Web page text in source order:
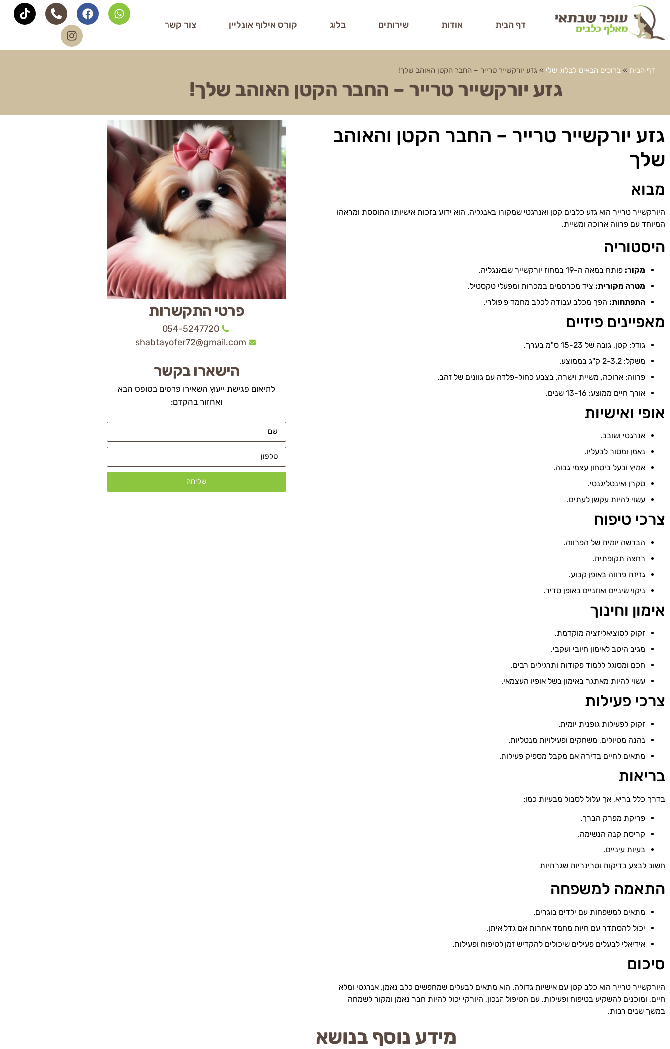
דף הבית אודות שירותים בלוג קורס אילוף אונליין צור קשר
דף הבית » ברוכים הבאים לבלוג שלי » גזע יורקשייר טרייר – החבר הקטן האוהב שלך!
גזע יורקשייר טרייר – החבר הקטן האוהב שלך!
גזע יורקשייר טרייר – החבר הקטן והאוהב
שלך
מבוא
היורקשייר טרייר הוא גזע כלבים קטן ואנרגטי שמקורו באנגליה. הוא ידוע בזכות אישיותו התוססת ומראהו
המיוחד עם פרווה ארוכה ומשיית.
היסטוריה
מקור: פותח במאה ה-19 במחוז יורקשייר שבאנגליה.
מטרה מקורית: ציד מכרסמים במכרות ומפעלי טקסטיל.
התפתחות: הפך מכלב עבודה לכלב מחמד פופולרי.
מאפיינים פיזיים
גודל: קטן, גובה של 15-23 ס"מ בערך.
משקל: 2-3.2 ק"ג בממוצע.
פרווה: ארוכה, משיית וישרה, בצבע כחול-פלדה עם גוונים של זהב.
אורך חיים ממוצע: 13-16 שנים.
אופי ואישיות
אנרגטי ושובב.
נאמן ומסור לבעליו.
אמיץ ובעל ביטחון עצמי גבוה.
סקרן ואינטליגנטי.
עשוי להיות עקשן לעתים.
צרכי טיפוח
הברשה יומית של הפרווה.
רחצה תקופתית.
גזיזת פרווה באופן קבוע.
ניקוי שיניים ואוזניים באופן סדיר.
אימון וחינוך
זקוק לסוציאליזציה מוקדמת.
מגיב היטב לאימון חיובי ועקבי.
חכם ומסוגל ללמוד פקודות ותרגילים רבים.
עשוי להיות מאתגר באימון בשל אופיו העצמאי.
צרכי פעילות
זקוק לפעילות גופנית יומית.
נהנה מטיולים, משחקים ופעילויות מנטליות.
מתאים לחיים בדירה אם מקבל מספיק פעילות.
בריאות
בדרך כלל בריא, אך עלול לסבול מבעיות כמו:
פריקת מפרק הברך.
קריסת קנה הנשימה.
בעיות עיניים.
חשוב לבצע בדיקות וטרינריות שגרתיות
התאמה למשפחה
מתאים למשפחות עם ילדים בוגרים.
יכול להסתדר עם חיות מחמד אחרות אם גדל איתן.
אידיאלי לבעלים פעילים שיכולים להקדיש זמן לטיפוח ופעילות.
סיכום
היורקשייר טרייר הוא כלב קטן עם אישיות גדולה. הוא מתאים לבעלים שמחפשים כלב נאמן, אנרגטי ומלא
חיים, ומוכנים להשקיע בטיפוח ופעילות. עם הטיפול הנכון, היורקי יכול להיות חבר נאמן ומקור לשמחה
במשך שנים רבות.
פרטי התקשרות
054-5247720
shabtayofer72@gmail.com
הישארו בקשר
לתיאום פגישת ייעוץ השאירו פרטים בטופס הבא
ואחזור בהקדם:
שליחה
מידע נוסף בנושא